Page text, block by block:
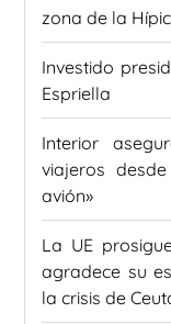
zona de la
Investido
Espriella
Interior
viajeros
avión»
La UE
agradece su
la crisis de